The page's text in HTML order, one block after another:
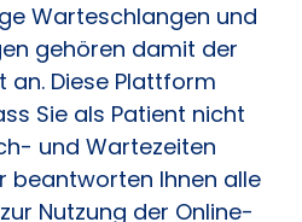
Warteschlangen und
gehören damit der
an. Diese Plattform
Sie als Patient nicht
und Wartezeiten
beantworten Ihnen alle
Nutzung der Online-